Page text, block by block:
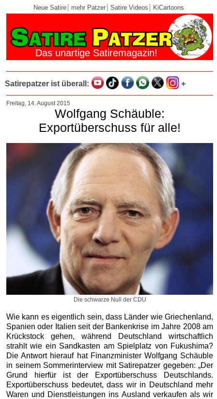
Neue Satire mehr Patzer Satire Videos KiCartoons
Das unartige Satiremagazin!
Satirepatzer ist überall: +
Freitag, 14. August 2015
Wolfgang Schäuble:
Exportüberschuss für alle!
Die schwarze Null der CDU
Wie kann es eigentlich sein, dass Länder wie Griechenland,
Spanien oder Italien seit der Bankenkrise im Jahre 2008 am
Krückstock gehen, während Deutschland wirtschaftlich
strahlt wie ein Sandkasten am Spielplatz von Fukushima?
Die Antwort hierauf hat Finanzminister Wolfgang Schäuble
in seinem Sommerinterview mit Satirepatzer gegeben: „Der
Grund hierfür ist der Exportüberschuss Deutschlands.
Exportüberschuss bedeutet, dass wir in Deutschland mehr
Waren und Dienstleistungen ins Ausland verkaufen als wir